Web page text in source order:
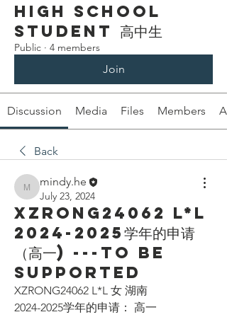
High School
Student 高中生
Public · 4 members
Join
Discussion Media Files Members
Back
mindy.he
mindy.he
July 23, 2024
XZRONG24062 L*L
2024-2025学年的申请
（高一) ---To be
supported
XZRONG24062 L*L 女 湖南
2024-2025学年的申请： 高一